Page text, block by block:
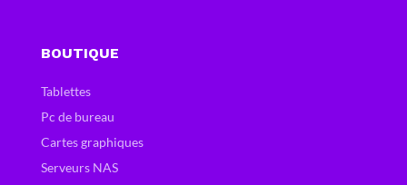
BOUTIQUE
Tablettes
Pc de bureau
Cartes graphiques
Serveurs NAS